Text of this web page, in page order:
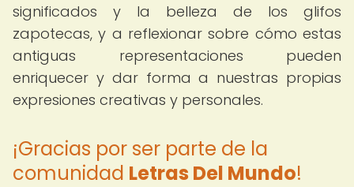
significados y la belleza de los glifos
zapotecas, y a reflexionar sobre cómo estas
antiguas representaciones pueden
enriquecer y dar forma a nuestras propias
expresiones creativas y personales.
¡Gracias por ser parte de la
comunidad Letras Del Mundo!